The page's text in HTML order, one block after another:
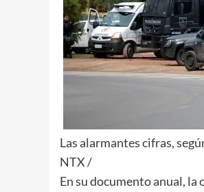
Las alarmantes cifras,
NTX /
En su documento anual,